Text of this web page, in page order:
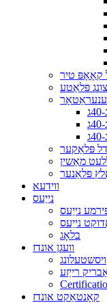
קאָאָפּ טיר
פּלאַטע
פּלאַקער
מאַשין
פּלאַנער
ווידעא
נייַעס
נייַעס
נייַעס
בלאָג
וועגן אונדז
ויסשטעלונג
רייַזע
קאָנטאַקט אונדז